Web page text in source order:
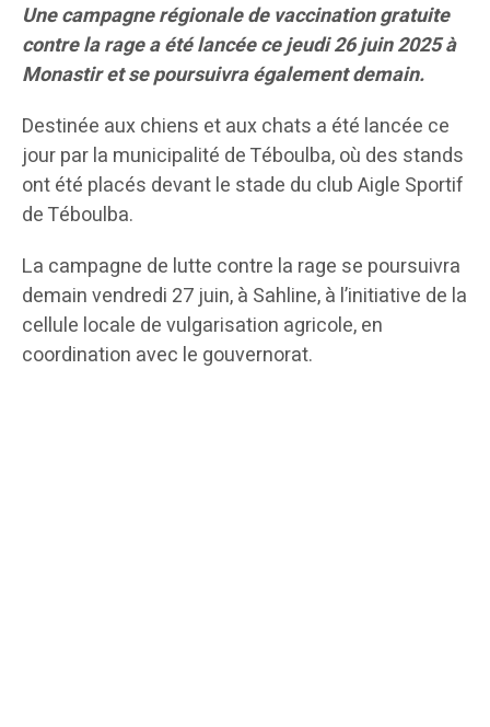
Une campagne régionale de vaccination gratuite
contre la rage a été lancée ce jeudi 26 juin 2025 à
Monastir et se poursuivra également demain.
Destinée aux chiens et aux chats a été lancée ce
jour par la municipalité de Téboulba, où des stands
ont été placés devant le stade du club Aigle Sportif
de Téboulba.
La campagne de lutte contre la rage se poursuivra
demain vendredi 27 juin, à Sahline, à l’initiative de la
cellule locale de vulgarisation agricole, en
coordination avec le gouvernorat.